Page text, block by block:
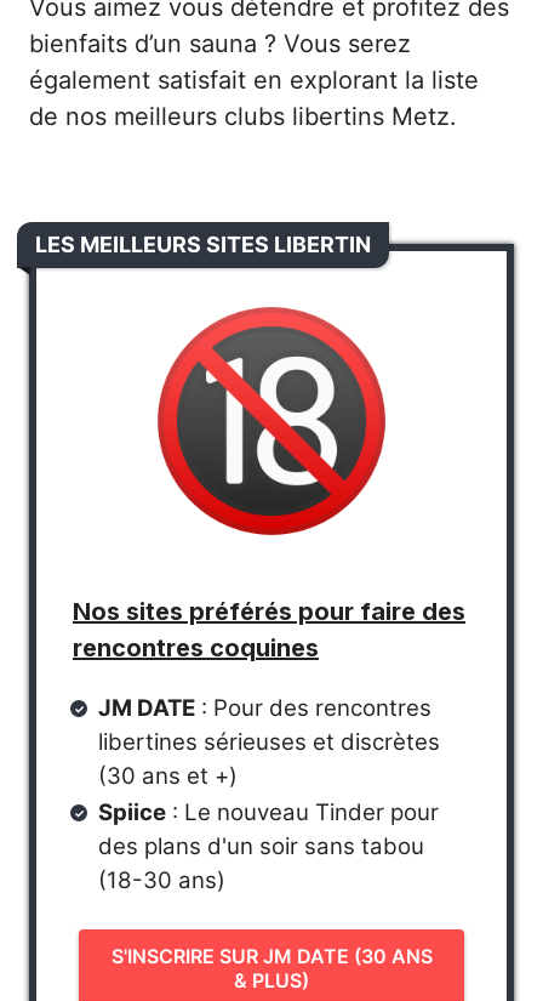
Vous aimez vous détendre et profitez des
bienfaits d’un sauna ? Vous serez
également satisfait en explorant la liste
de nos meilleurs clubs libertins Metz.
LES MEILLEURS SITES LIBERTIN
Nos sites préférés pour faire des
rencontres coquines
JM DATE : Pour des rencontres
libertines sérieuses et discrètes
(30 ans et +)
Spiice : Le nouveau Tinder pour
des plans d'un soir sans tabou
(18-30 ans)
S'INSCRIRE SUR JM DATE (30 ANS
& PLUS)